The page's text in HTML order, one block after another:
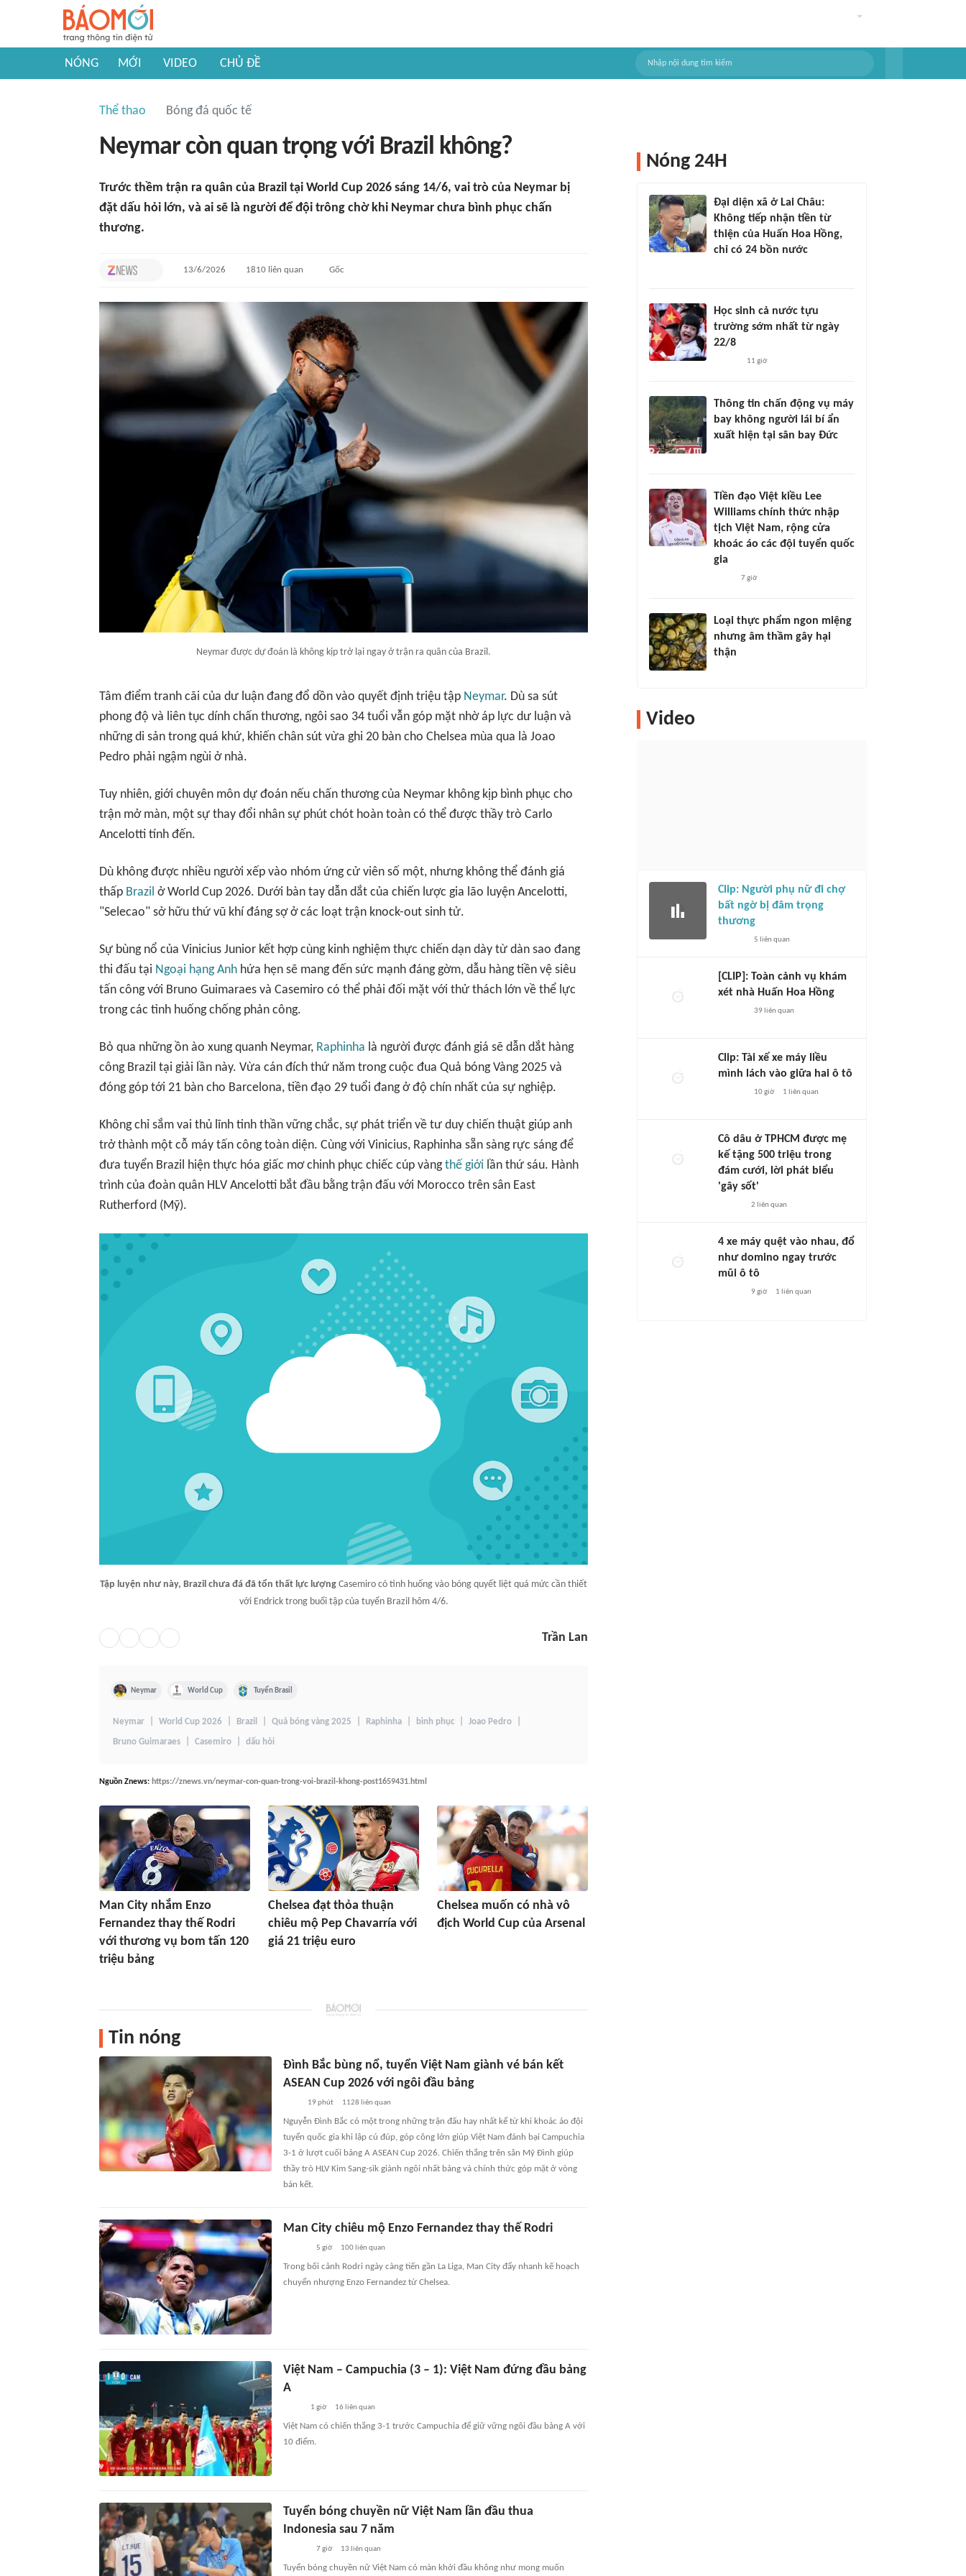
NÓNG MỚI VIDEO CHỦ ĐỀ
Thể thao Bóng đá quốc tế
Neymar còn quan trọng với Brazil không?
Trước thềm trận ra quân của Brazil tại World Cup 2026 sáng 14/6, vai trò của Neymar bị
đặt dấu hỏi lớn, và ai sẽ là người để đội trông chờ khi Neymar chưa bình phục chấn
thương.
13/6/2026 1810 liên quan Gốc
Neymar được dự đoán là không kịp trở lại ngay ở trận ra quân của Brazil.
Tâm điểm tranh cãi của dư luận đang đổ dồn vào quyết định triệu tập Neymar. Dù sa sút
phong độ và liên tục dính chấn thương, ngôi sao 34 tuổi vẫn góp mặt nhờ áp lực dư luận và
những di sản trong quá khứ, khiến chân sút vừa ghi 20 bàn cho Chelsea mùa qua là Joao
Pedro phải ngậm ngùi ở nhà.
Tuy nhiên, giới chuyên môn dự đoán nếu chấn thương của Neymar không kịp bình phục cho
trận mở màn, một sự thay đổi nhân sự phút chót hoàn toàn có thể được thầy trò Carlo
Ancelotti tính đến.
Dù không được nhiều người xếp vào nhóm ứng cử viên số một, nhưng không thể đánh giá
thấp Brazil ở World Cup 2026. Dưới bàn tay dẫn dắt của chiến lược gia lão luyện Ancelotti,
"Selecao" sở hữu thứ vũ khí đáng sợ ở các loạt trận knock-out sinh tử.
Sự bùng nổ của Vinicius Junior kết hợp cùng kinh nghiệm thực chiến dạn dày từ dàn sao đang
thi đấu tại Ngoại hạng Anh hứa hẹn sẽ mang đến sức mạnh đáng gờm, dẫu hàng tiền vệ siêu
tấn công với Bruno Guimaraes và Casemiro có thể phải đối mặt với thử thách lớn về thể lực
trong các tình huống chống phản công.
Bỏ qua những ồn ào xung quanh Neymar, Raphinha là người được đánh giá sẽ dẫn dắt hàng
công Brazil tại giải lần này. Vừa cán đích thứ năm trong cuộc đua Quả bóng Vàng 2025 và
đóng góp tới 21 bàn cho Barcelona, tiền đạo 29 tuổi đang ở độ chín nhất của sự nghiệp.
Không chỉ sắm vai thủ lĩnh tinh thần vững chắc, sự phát triển về tư duy chiến thuật giúp anh
trở thành một cỗ máy tấn công toàn diện. Cùng với Vinicius, Raphinha sẵn sàng rực sáng để
đưa tuyển Brazil hiện thực hóa giấc mơ chinh phục chiếc cúp vàngthế giới lần thứ sáu. Hành
trình của đoàn quân HLV Ancelotti bắt đầu bằng trận đấu với Morocco trên sân East
Rutherford (Mỹ).
Tập luyện như này, Brazil chưa đá đã tổn thất lực lượng Casemiro có tình huống vào bóng quyết liệt quá mức cần thiết
với Endrick trong buổi tập của tuyển Brazil hôm 4/6.
Trần Lan
Neymar World Cup Tuyển Brasil
Neymar World Cup 2026 Brazil Quả bóng vàng 2025 Raphinha bình phục Joao Pedro
Bruno Guimaraes Casemiro dấu hỏi
Nguồn Znews: https://znews.vn/neymar-con-quan-trong-voi-brazil-khong-post1659431.html
Man City nhắm Enzo
Fernandez thay thế Rodri
với thương vụ bom tấn 120
triệu bảng
Chelsea đạt thỏa thuận
chiêu mộ Pep Chavarría với
giá 21 triệu euro
Chelsea muốn có nhà vô
địch World Cup của Arsenal
Tin nóng
Đình Bắc bùng nổ, tuyển Việt Nam giành vé bán kết
ASEAN Cup 2026 với ngôi đầu bảng
19 phút 1128 liên quan
Nguyễn Đình Bắc có một trong những trận đấu hay nhất kể từ khi khoác áo đội
tuyển quốc gia khi lập cú đúp, góp công lớn giúp Việt Nam đánh bại Campuchia
3-1 ở lượt cuối bảng A ASEAN Cup 2026. Chiến thắng trên sân Mỹ Đình giúp
thầy trò HLV Kim Sang-sik giành ngôi nhất bảng và chính thức góp mặt ở vòng
bán kết.
Man City chiêu mộ Enzo Fernandez thay thế Rodri
5 giờ 100liên quan
Trong bối cảnh Rodri ngày càng tiến gần La Liga, Man City đẩy nhanh kế hoạch
chuyển nhượng Enzo Fernandez từ Chelsea.
Việt Nam – Campuchia (3 – 1): Việt Nam đứng đầu bảng
A
1 giờ 16 liên quan
Việt Nam có chiến thắng 3-1 trước Campuchia để giữ vững ngôi đầu bảng A với
10 điểm.
Tuyển bóng chuyền nữ Việt Nam lần đầu thua
Indonesia sau 7 năm
7 giờ 13 liên quan
Tuyển bóng chuyền nữ Việt Nam có màn khởi đầu không như mong muốn
Nóng 24H
Đại diện xã ở Lai Châu:
Không tiếp nhận tiền từ
thiện của Huấn Hoa Hồng,
chỉ có 24 bồn nước
Học sinh cả nước tựu
trường sớm nhất từ ngày
22/8
11 giờ
Thông tin chấn động vụ máy
bay không người lái bí ẩn
xuất hiện tại sân bay Đức
Tiền đạo Việt kiều Lee
Williams chính thức nhập
tịch Việt Nam, rộng cửa
khoác áo các đội tuyển quốc
gia
7 giờ
Loại thực phẩm ngon miệng
nhưng âm thầm gây hại
thận
Video
Clip: Người phụ nữ đi chợ
bất ngờ bị đâm trọng
thương
5 liên quan
[CLIP]: Toàn cảnh vụ khám
xét nhà Huấn Hoa Hồng
39 liên quan
Clip: Tài xế xe máy liều
mình lách vào giữa hai ô tô
10 giờ 1 liên quan
Cô dâu ở TPHCM được mẹ
kế tặng 500 triệu trong
đám cưới, lời phát biểu
'gây sốt'
2 liên quan
4 xe máy quệt vào nhau, đổ
như domino ngay trước
mũi ô tô
9 giờ 1 liên quan